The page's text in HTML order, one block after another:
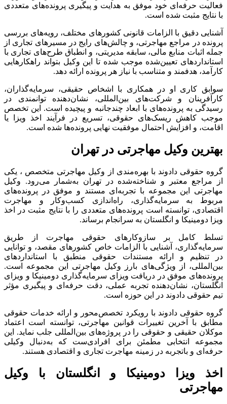
فعالیت حرفه‌ای خود موفق به هدایت و پیگیری پرونده‌های متعددی
با نتایج مثبت شده است.
آشنایی دقیق با الزامات قانونی کشورهای مختلف، رویه‌های بررسی
پرونده در مراجع مهاجرتی، و چالش‌های رایج در مسیرهای تجاری از
جمله اثبات منابع مالی، سابقه مدیریتی، و انطباق طرح‌های تجاری با
استانداردهای تعیین‌شده موجب شده تا این وکیل بتواند راهکارهایی
کارآمد، هدفمند و متناسب با نیاز هر پرونده ارائه دهد.
سوابق کاری او در همکاری با اشخاص حقیقی، سرمایه‌گذاران،
کارآفرینان و شرکت‌های بین‌المللی، نشان‌دهنده توانمندی در
رسیدگی به پرونده‌های با ابعاد چندجانبه و پیچیده است.
این تخصص
موجب کاهش ریسک‌های حقوقی، تسریع در فرآیند اخذ ویزا یا
اقامت، و افزایش احتمال موفقیت نهایی پرونده‌ها شده است.
بهترین وکیل مهاجرتی در تهران
گروه حقوقی دادوند با بهره‌مندی از وکیل مهاجرتی متخصص ، یکی
از مراجع معتبر و شناخته‌شده در تهران به‌شمار می‌رود. وکیل
مهاجرتی این مجموعه با تجربه‌ای مستند و موفق در پرونده‌های
مربوط به سرمایه‌گذاری، راه‌اندازی کسب‌وکار و مهاجرت
اقتصادی، توانسته است پرونده‌های متعددی را با نتایج مثبت در اخذ
ویزا دومینیکا و انگلستان به سرانجام برساند.
تسلط کامل بر سازوکارهای حقوقی مهاجرت از طریق
سرمایه‌گذاری، آشنایی با الزامات خاص کشورهای مقصد، و توانایی
در تنظیم و ارائه مستندات حقوقی منطبق با استانداردهای
بین‌المللی، از ویژگی‌های بارز وکیل مهاجرتی این مجموعه است.
پرونده‌های موفق در دریافت ویزای سرمایه‌گذاری دومینیکا و ویزای
انگلستان، نشان‌دهنده تجربه عملی، دقت حرفه‌ای و پیگیری مؤثر
تیم حقوقی دادوند در این حوزه است.
گروه حقوقی دادوند با رویکرد تخصص‌محور و ارائه خدمات حقوقی
مطابق با آخرین تغییرات قوانین مهاجرتی، توانسته است اعتماد
موکلان حقیقی و حقوقی را در پروژه‌های بین‌المللی جلب نماید.
این
مجموعه انتخابی مطمئن برای افرادی‌ست که به‌دنبال وکیلی
حرفه‌ای و باتجربه در زمینه مهاجرت تجاری و اقتصادی هستند.
اخذ ویزا دومینیکا و انگلستان با وکیل
مهاجرتی